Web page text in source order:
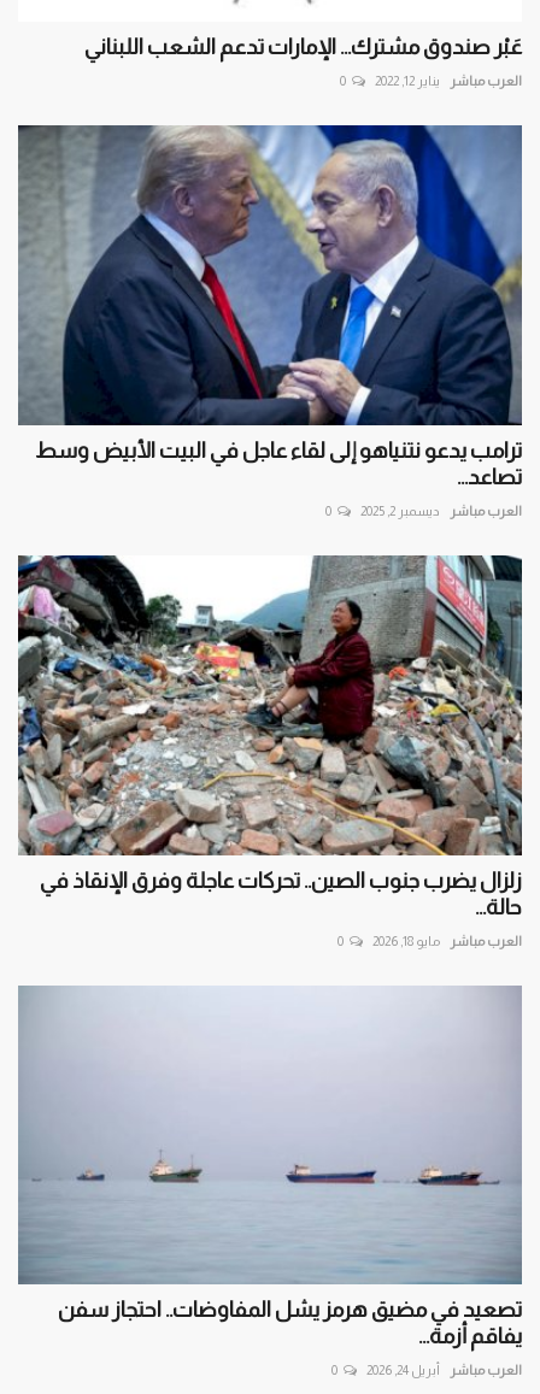
عَبْر صندوق مشترك… الإمارات تدعم الشعب اللبناني
العرب مباشر يناير 12, 2022 0
ترامب يدعو نتنياهو إلى لقاء عاجل في البيت الأبيض وسط
تصاعد...
العرب مباشر ديسمبر 2, 2025 0
زلزال يضرب جنوب الصين.. تحركات عاجلة وفرق الإنقاذ في
حالة...
العرب مباشر مايو 18, 2026 0
تصعيد في مضيق هرمز يشل المفاوضات.. احتجاز سفن
يفاقم أزمة...
العرب مباشر أبريل 24, 2026 0